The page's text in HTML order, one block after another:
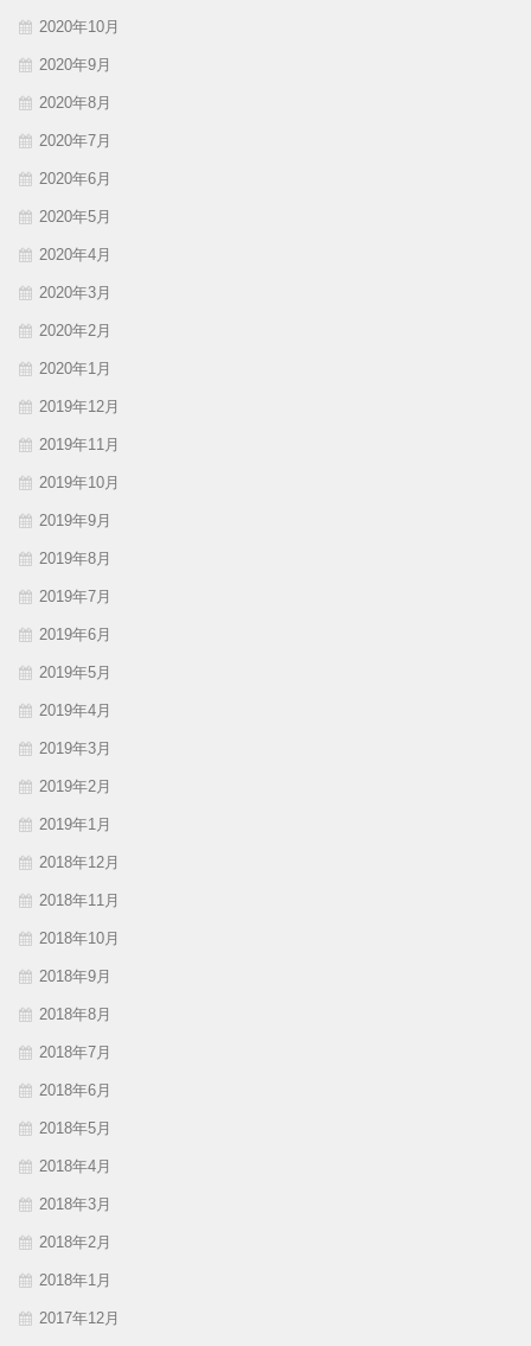
2020年10月
2020年9月
2020年8月
2020年7月
2020年6月
2020年5月
2020年4月
2020年3月
2020年2月
2020年1月
2019年12月
2019年11月
2019年10月
2019年9月
2019年8月
2019年7月
2019年6月
2019年5月
2019年4月
2019年3月
2019年2月
2019年1月
2018年12月
2018年11月
2018年10月
2018年9月
2018年8月
2018年7月
2018年6月
2018年5月
2018年4月
2018年3月
2018年2月
2018年1月
2017年12月